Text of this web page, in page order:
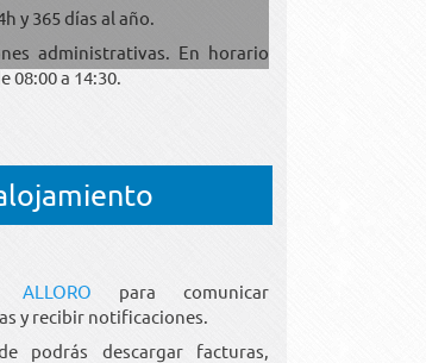
y 365 días al año.
administrativas. En horario
08:00 a 14:30.
ALLORO para comunicar
y recibir notificaciones.
podrás descargar facturas,